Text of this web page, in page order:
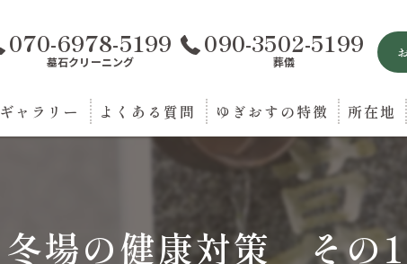
070-6978-5199
墓石クリーニング
090-3502-5199
葬儀
ギャラリー よくある質問 ゆぎおすの特徴 所在地
冬場の健康対策 その1